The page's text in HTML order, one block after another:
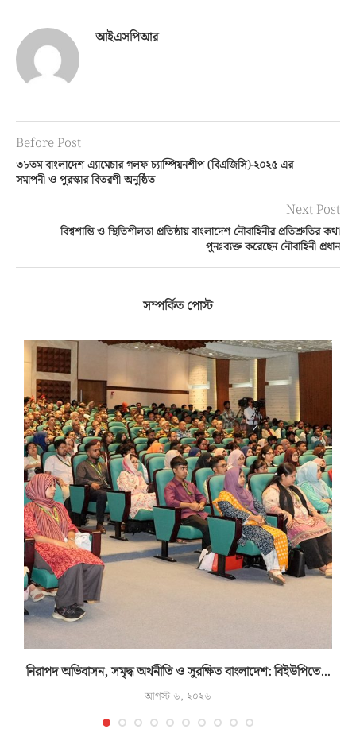
আইএসপিআর
Before Post
৩৮তম বাংলাদেশ এ্যামেচার গলফ চ্যাম্পিয়নশীপ (বিএজিসি)-২০২৫ এর
সমাপনী ও পুরস্কার বিতরণী অনুষ্ঠিত
Next Post
বিশ্বশান্তি ও স্থিতিশীলতা প্রতিষ্ঠায় বাংলাদেশ নৌবাহিনীর প্রতিশ্রুতির কথা
পুনঃব্যক্ত করেছেন নৌবাহিনী প্রধান
সম্পর্কিত পোস্ট
নিরাপদ অভিবাসন, সমৃদ্ধ অর্থনীতি ও সুরক্ষিত বাংলাদেশ: বিইউপিতে...
আগস্ট ৬, ২০২৬